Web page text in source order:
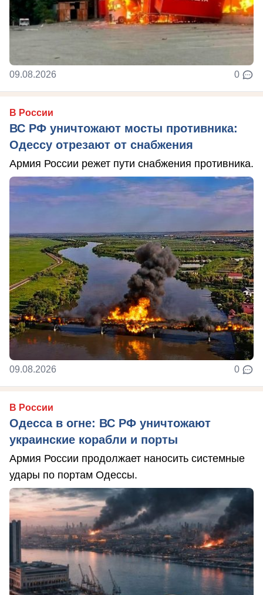
09.08.2026 0
В России
ВС РФ уничтожают мосты противника:
Одессу отрезают от снабжения
Армия России режет пути снабжения противника.
09.08.2026 0
В России
Одесса в огне: ВС РФ уничтожают
украинские корабли и порты
Армия России продолжает наносить системные
удары по портам Одессы.